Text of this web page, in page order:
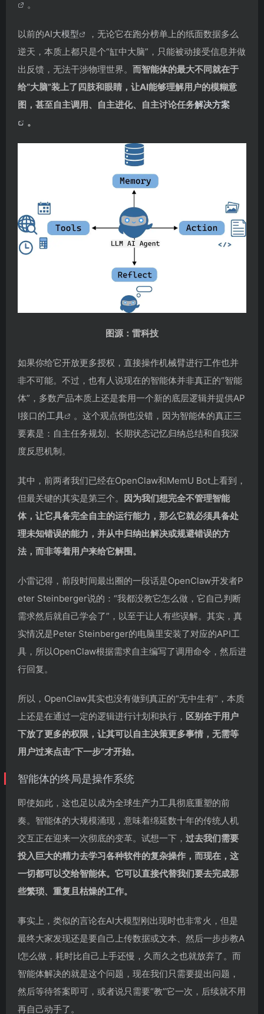
。
以前的AI大模型
，无论它在跑分榜单上的纸面数据多么
逆天，本质上都只是个“缸中大脑”，只能被动接受信息并做
出反馈，无法干涉物理世界。 而智能体的最大不同就在于
给“大脑”装上了四肢和眼睛，让AI能够理解用户的模糊意
图，甚至自主调用、自主进化、自主讨论任务解决方案
。
图源：雷科技
如果你给它开放更多授权，直接操作机械臂进行工作也并
非不可能。不过，也有人说现在的智能体并非真正的“智能
体”，多数产品本质上还是套用一个新的底层逻辑并提供AP
I接口的工具
。这个观点倒也没错，因为智能体的真正三
要素是：自主任务规划、长期状态记忆归纳总结和自我深
度反思机制。
其中，前两者我们已经在OpenClaw和MemU Bot上看到，
但最关键的其实是第三个。 因为我们想完全不管理智能
体，让它具备完全自主的运行能力，那么它就必须具备处
理未知错误的能力，并从中归纳出解决或规避错误的方
法，而非等着用户来给它解围。
小雷记得，前段时间最出圈的一段话是OpenClaw开发者P
eter Steinberger说的：“我都没教它怎么做，它自己判断
需求然后就自己学会了”，以至于让人有些误解。其实，真
实情况是Peter Steinberger的电脑里安装了对应的API工
具，所以OpenClaw根据需求自主编写了调用命令，然后进
行回复。
所以，OpenClaw其实也没有做到真正的“无中生有”，本质
上还是在通过一定的逻辑进行计划和执行， 区别在于用户
下放了更多的权限，让其可以自主决策更多事情，无需等
用户过来点击“下一步”才开始。
智能体的终局是操作系统
即使如此，这也足以成为全球生产力工具彻底重塑的前
奏。智能体的大规模涌现，意味着绵延数十年的传统人机
交互正在迎来一次彻底的变革。试想一下， 过去我们需要
投入巨大的精力去学习各种软件的复杂操作，而现在，这
一切都可以交给智能体。它可以直接代替我们要去完成那
些繁琐、重复且枯燥的工作。
事实上，类似的言论在AI大模型刚出现时也非常火，但是
最终大家发现还是要自己上传数据或文本、然后一步步教A
I怎么做，耗时比自己上手还慢，久而久之也就放弃了。而
智能体解决的就是这个问题，现在我们只需要提出问题，
然后等待答案即可，或者说只需要“教”它一次，后续就不用
再自己动手了。